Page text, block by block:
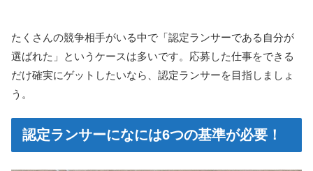
たくさんの競争相手がいる中で「認定ランサーである自分が
選ばれた」というケースは多いです。応募した仕事をできる
だけ確実にゲットしたいなら、認定ランサーを目指しましょ
う。
認定ランサーになには6つの基準が必要！